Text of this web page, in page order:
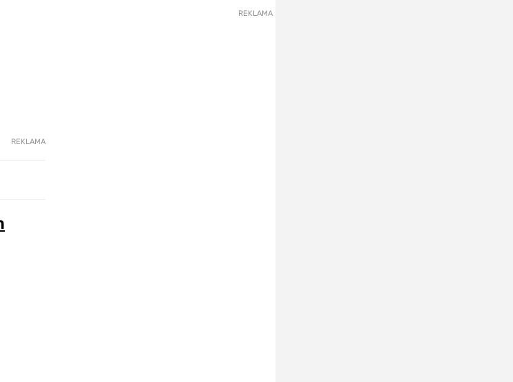
REKLAMA
REKLAMA